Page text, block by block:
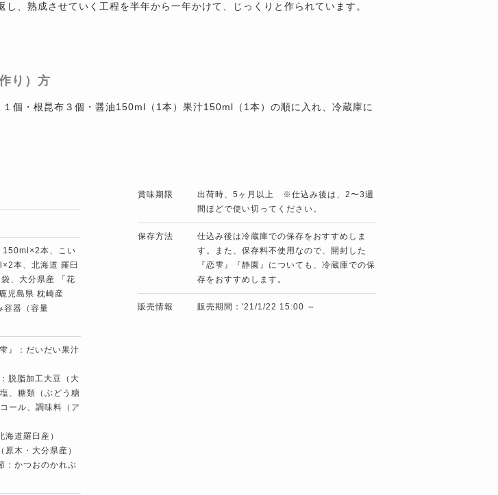
、熟成させていく工程を半年から一年かけて、じっくりと作られています。
り）方
個・根昆布３個・醤油150ml（1本）果汁150ml（1本）の順に入れ、冷蔵庫に
150ml×2本、こい
本、北海道 羅臼
、大分県産 「花
児島県 枕崎産
容器（容量
』：だいだい果汁
脱脂加工大豆（大
、糖類（ぶどう糖
ール、調味料（ア
道羅臼産）
木・大分県産）
：かつおのかれぶ
賞味期限
出荷時、5ヶ月以上 ※仕込み後は、2〜3週
間ほどで使い切ってください。
保存方法
仕込み後は冷蔵庫での保存をおすすめしま
す。また、保存料不使用なので、開封した
『恋雫』『静園』についても、冷蔵庫での保
存をおすすめします。
販売情報 販売期間：'21/1/22 15:00 ～